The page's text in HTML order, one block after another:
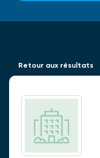
Retour aux résultats